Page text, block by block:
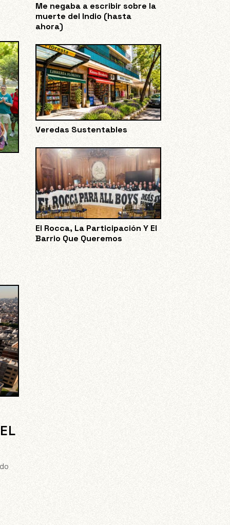
Me negaba a escribir sobre la
muerte del Indio (hasta
ahora)
Veredas Sustentables
El Rocca, La Participación Y El
Barrio Que Queremos